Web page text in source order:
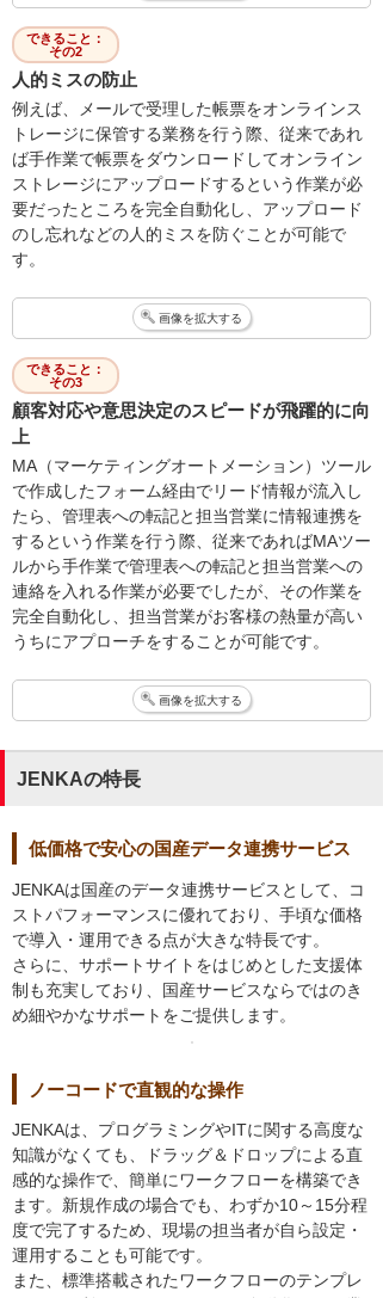
できること：
その2
人的ミスの防止
例えば、メールで受理した帳票をオンラインス
トレージに保管する業務を行う際、従来であれ
ば手作業で帳票をダウンロードしてオンライン
ストレージにアップロードするという作業が必
要だったところを完全自動化し、アップロード
のし忘れなどの人的ミスを防ぐことが可能で
す。
画像を拡大する
できること：
その3
顧客対応や意思決定のスピードが飛躍的に向
上
MA（マーケティングオートメーション）ツール
で作成したフォーム経由でリード情報が流入し
たら、管理表への転記と担当営業に情報連携を
するという作業を行う際、従来であればMAツー
ルから手作業で管理表への転記と担当営業への
連絡を入れる作業が必要でしたが、その作業を
完全自動化し、担当営業がお客様の熱量が高い
うちにアプローチをすることが可能です。
画像を拡大する
JENKAの特長
低価格で安心の国産データ連携サービス
JENKAは国産のデータ連携サービスとして、コ
ストパフォーマンスに優れており、手頃な価格
で導入・運用できる点が大きな特長です。
さらに、サポートサイトをはじめとした支援体
制も充実しており、国産サービスならではのき
め細やかなサポートをご提供します。
ノーコードで直観的な操作
JENKAは、プログラミングやITに関する高度な
知識がなくても、ドラッグ＆ドロップによる直
感的な操作で、簡単にワークフローを構築でき
ます。新規作成の場合でも、わずか10～15分程
度で完了するため、現場の担当者が自ら設定・
運用することも可能です。
また、標準搭載されたワークフローのテンプレ